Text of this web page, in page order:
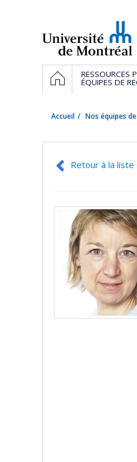
Navigation
principale
ACCUEILRESSOURCES
ÉQUIPES DE
Accueil Nos équipes
Retour à la